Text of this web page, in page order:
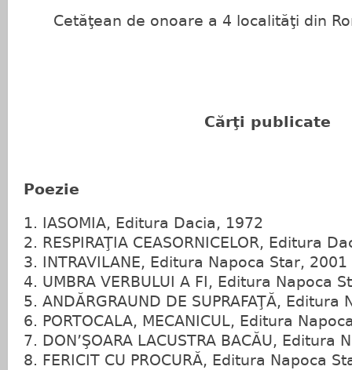
Cetăţean de onoare a 4 localităţi din
Cărţi publicate
Poezie
IASOMIA, Editura Dacia, 1972
RESPIRAŢIA CEASORNICELOR, Editura
INTRAVILANE, Editura Napoca Star, 2001
UMBRA VERBULUI A FI, Editura Napoca
ANDĂRGRAUND DE SUPRAFAŢĂ,
PORTOCALA, MECANICUL, Editura
DON’ŞOARA LACUSTRA BACĂU, Editura
FERICIT CU PROCURĂ, Editura Napoca